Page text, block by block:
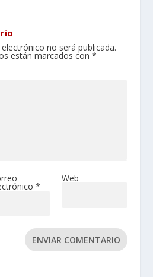
no será publicada.
están marcados con *
*
Web
ENVIAR COMENTARIO